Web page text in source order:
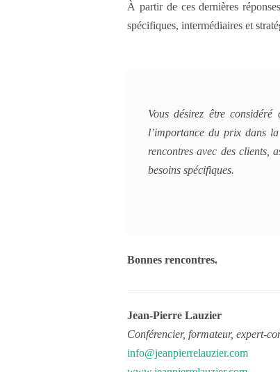
À partir de ces dernières
spécifiques, intermédiaires et
Vous désirez être
l’importance du prix dans
rencontres avec des clients,
besoins spécifiques.
Bonnes rencontres.
Jean-Pierre Lauzier
Conférencier, formateur, expert-
info@jeanpierrelauzier.com